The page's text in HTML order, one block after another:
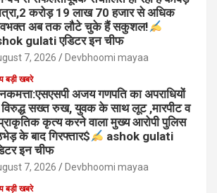
करोड़ 19 लाख 70 हजार से अधिक
अब तक लौटे चुके हैं सकुशल!
gulati एडिटर इन चीफ
7, 2026 Devbhoomi mayaa
बड़ी खबरे
अजय गणपति का अपराधियों
सख्त रुख, युवक के साथ लूट ,मारपीट व
कृत्य करने वाला मुख्य आरोपी पुलिस
के बाद गिरफ्तार$
ashok gulati
इन चीफ
7, 2026 Devbhoomi mayaa
बड़ी खबरे